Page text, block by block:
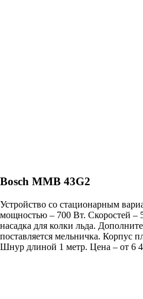
Bosch MMB 43G2
Устройство со стационарным
мощностью – 700 Вт. Скоростей –
насадка для колки льда.
поставляется мельничка. Корпус
Шнур длиной 1 метр. Цена – от 6